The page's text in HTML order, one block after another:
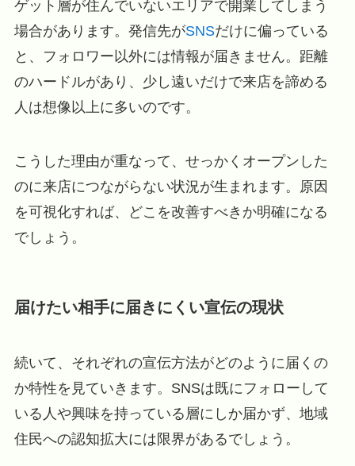
ゲット層が住んでいないエリアで開業してしまう
場合があります。発信先がSNSだけに偏っている
と、フォロワー以外には情報が届きません。距離
のハードルがあり、少し遠いだけで来店を諦める
人は想像以上に多いのです。
こうした理由が重なって、せっかくオープンした
のに来店につながらない状況が生まれます。原因
を可視化すれば、どこを改善すべきか明確になる
でしょう。
届けたい相手に届きにくい宣伝の現状
続いて、それぞれの宣伝方法がどのように届くの
か特性を見ていきます。SNSは既にフォローして
いる人や興味を持っている層にしか届かず、地域
住民への認知拡大には限界があるでしょう。